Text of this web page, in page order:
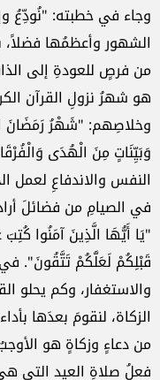
وجاء في خطبته: "نُودِّعُ
الشهور وأعظمُها فضلاً،
من فرصٍ ‏للعودةِ إلى
هو شهرُ نزولِ القرآن
‏وخلاصِهم: "شَهْرُ رَمَضَانَ
وَبَيِّنَاتٍ مِنَ الْهُدَى
النفس والاندفاعِ لعمل
في الصيامِ من فضائلَ
"يَا أَيُّهَا الَّذِينَ آمَنُوا
قَبْلِكُمْ لَعَلَّكُمْ تَتَّقُونَ".
والاستغفار، وكم يحلو
الزكاة، لنقومَ بعدَها
من دعاءٍ وزكاةٍ هو
فعلُ ‏صلاةِ العيد التي